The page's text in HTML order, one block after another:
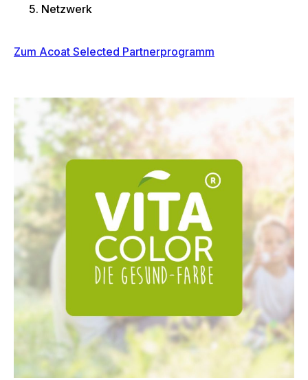
Netzwerk
Zum Acoat Selected Partnerprogramm